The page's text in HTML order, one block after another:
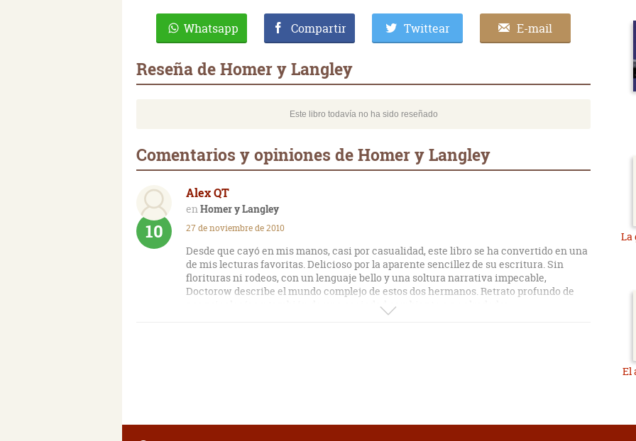
Whatsapp Compartir Twittear E-mail
Reseña de Homer y Langley
Este libro todavía no ha sido reseñado
Comentarios y opiniones de Homer y Langley
Alex QT
Homer y Langley
10 27 de noviembre de 2010
Desde que cayó en mis manos, casi por casualidad, este libro se ha convertido en una
de mis lecturas favoritas. Delicioso por la aparente sencillez de su escritura. Sin
florituras ni rodeos, con un lenguaje bello y una soltura narrativa impecable,
Doctorow describe el mundo complejo de estos dos hermanos. Retrato profundo de
sus psicologías y también de una sociedad cambiante a su alrededor.
La
El